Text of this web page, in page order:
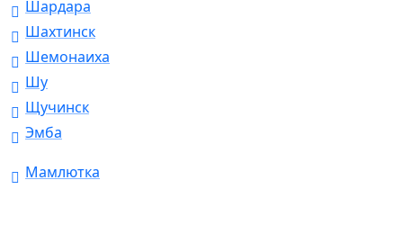
Шардара
Шахтинск
Шемонаиха
Шу
Щучинск
Эмба
Мамлютка